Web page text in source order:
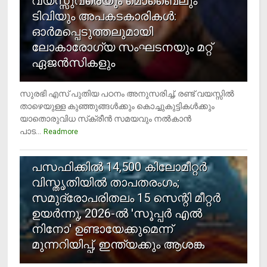
ടിവിയും അപകടകാരികള്‍:
ഓര്‍മപ്പെടുത്തലുമായി
ലോകാരോഗ്യ സംഘടനയും മറ്റ്
ഏജന്‍സികളും
സുരഭി എസ് പുതിയ പഠനം അനുസരിച്ച്, രണ്ട് വയസ്സില്‍
താഴെയുള്ള കുഞ്ഞുങ്ങള്‍ക്കും കൊച്ചുകുട്ടികള്‍ക്കും
യാതൊരുവിധ സ്‌ക്രീന്‍ സമയവും നല്‍കാന്‍
പാട... Readmore
പസഫിക്കില്‍ 14,500 കിലോമീറ്റര്‍
വിസ്തൃതിയില്‍ താപതരംഗം;
സമുദ്രോപരിതലം 15 സെന്റി മീറ്റര്‍
ഉയര്‍ന്നു, 2026-ല്‍ 'സൂപ്പര്‍ എല്‍
നിനോ' ഉണ്ടായേക്കുമെന്ന്
മുന്നറിയിപ്പ്, ഇന്ത്യക്കും ആശങ്ക